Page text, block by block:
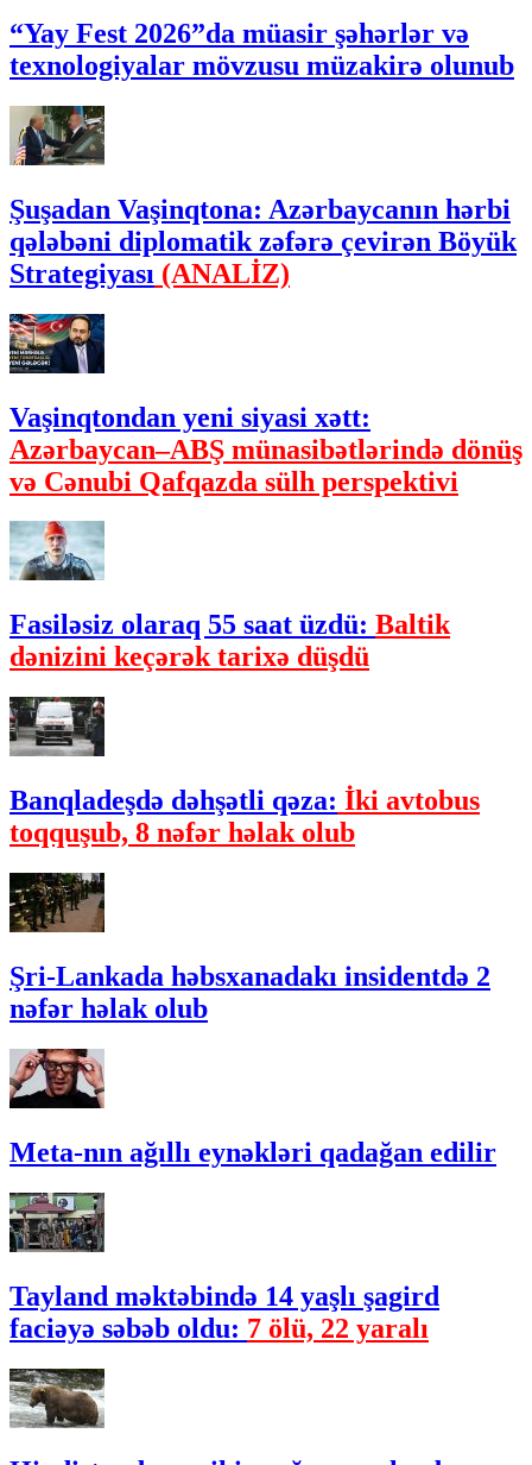
“Yay Fest 2026”da müasir şəhərlər və
texnologiyalar mövzusu müzakirə olunub
Şuşadan Vaşinqtona: Azərbaycanın hərbi
qələbəni diplomatik zəfərə çevirən Böyük
Strategiyası (ANALİZ)
Vaşinqtondan yeni siyasi xətt:
Azərbaycan–ABŞ münasibətlərində dönüş
və Cənubi Qafqazda sülh perspektivi
Fasiləsiz olaraq 55 saat üzdü: Baltik
dənizini keçərək tarixə düşdü
Banqladeşdə dəhşətli qəza: İki avtobus
toqquşub, 8 nəfər həlak olub
Şri-Lankada həbsxanadakı insidentdə 2
nəfər həlak olub
Meta-nın ağıllı eynəkləri qadağan edilir
Tayland məktəbində 14 yaşlı şagird
faciəyə səbəb oldu: 7 ölü, 22 yaralı